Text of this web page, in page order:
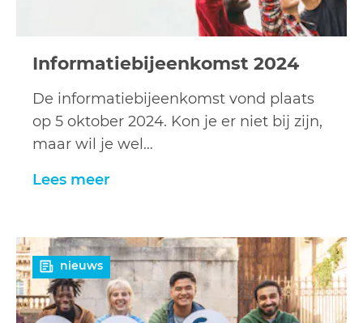
Informatiebijeenkomst 2024
De informatiebijeenkomst vond plaats
op 5 oktober 2024. Kon je er niet bij zijn,
maar wil je wel…
Lees meer
nieuws
Lees
meer